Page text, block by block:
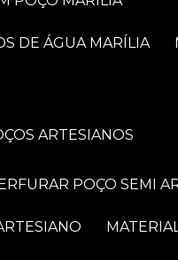
DE ÁGUA MARÍLIA
ARTESIANOS
POÇO SEMI